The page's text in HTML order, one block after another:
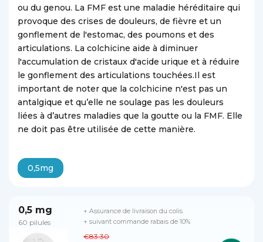
ou du genou. La FMF est une maladie héréditaire qui
provoque des crises de douleurs, de fièvre et un
gonflement de l'estomac, des poumons et des
articulations. La colchicine aide à diminuer
l'accumulation de cristaux d'acide urique et à réduire
le gonflement des articulations touchées.Il est
important de noter que la colchicine n'est pas un
antalgique et qu’elle ne soulage pas les douleurs
liées à d’autres maladies que la goutte ou la FMF. Elle
ne doit pas être utilisée de cette manière.
0,5mg
0,5 mg
60 pilules
€83.30
+ Assurance de livraison du colis
+ suivant commande rabais de 10%